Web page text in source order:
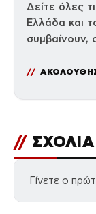
Δείτε όλες
Ελλάδα και
συμβαίνουν,
// ΣΧΟΛΙΑ
Γίνετε ο